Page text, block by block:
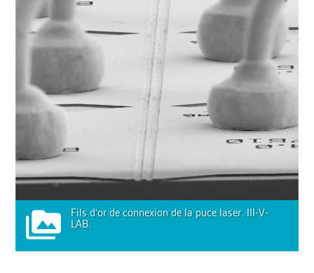
Fils d'or de connexion de la puce laser. III-V-
LAB.